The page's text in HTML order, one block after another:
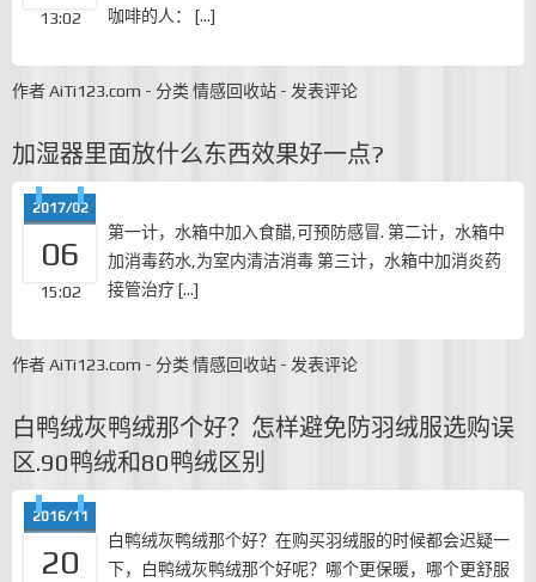
13:02
咖啡的人： […]
作者AiTi123.com - 分类 情感回收站 - 发表评论
加湿器里面放什么东西效果好一点?
2017/02
06
15:02
第一计，水箱中加入食醋,可预防感冒. 第二计，水箱中
加消毒药水,为室内清洁消毒 第三计，水箱中加消炎药
接管治疗 […]
作者AiTi123.com - 分类 情感回收站 - 发表评论
白鸭绒灰鸭绒那个好？怎样避免防羽绒服选购误
区.90鸭绒和80鸭绒区别
2016/11
20
白鸭绒灰鸭绒那个好？在购买羽绒服的时候都会迟疑一
下，白鸭绒灰鸭绒那个好呢？哪个更保暖，哪个更舒服